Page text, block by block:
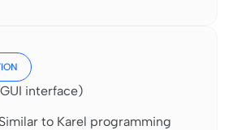
interface)
to Karel programming